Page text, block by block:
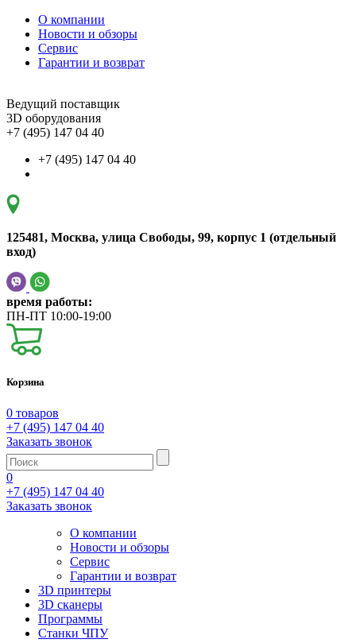
О компании
Новости и обзоры
Сервис
Гарантии и возврат
Ведущий поставщик
3D оборудования
+7 (495) 147 04 40
+7 (495) 147 04 40
125481, Москва, улица Свободы, 99, корпус 1 (отдельный
вход)
время работы:
ПН-ПТ 10:00-19:00
Корзина
0 товаров
+7 (495) 147 04 40
Заказать звонок
0
+7 (495) 147 04 40
Заказать звонок
О компании
Новости и обзоры
Сервис
Гарантии и возврат
3D принтеры
3D сканеры
Программы
Станки ЧПУ